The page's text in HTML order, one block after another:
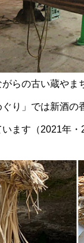
ー様ご紹介】
SHINY
らの古い蔵や
り」では新酒
ます（2021年・